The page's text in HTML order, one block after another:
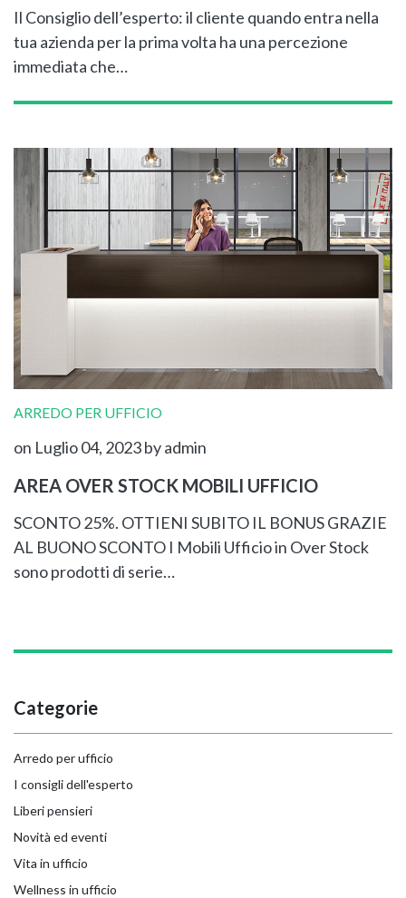
Il Consiglio dell’esperto: il cliente quando entra nella
tua azienda per la prima volta ha una percezione
immediata che…
ARREDO PER UFFICIO
on Luglio 04, 2023by admin
AREA OVER STOCK MOBILI UFFICIO
SCONTO 25%. OTTIENI SUBITO IL BONUS GRAZIE
AL BUONO SCONTO I Mobili Ufficio in Over Stock
sono prodotti di serie…
Categorie
Arredo per ufficio
I consigli dell'esperto
Liberi pensieri
Novità ed eventi
Vita in ufficio
Wellness in ufficio